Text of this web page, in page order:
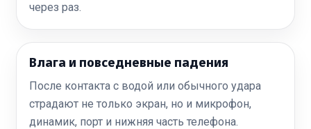
через раз.
Влага и повседневные падения
После контакта с водой или обычного удара
страдают не только экран, но и микрофон,
динамик, порт и нижняя часть телефона.